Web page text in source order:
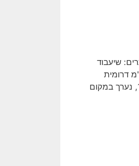
שיעבוד
דרומית
מזרחית לג'נין, עשרים ק"מ לערך צפונית לסבסטיה. במלחמת ששת הימים, בשנת 1967, נערך במקום